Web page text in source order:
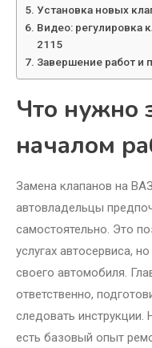
Установка новых
Видео: регулировка
2115
Завершение работ и
Что нужно
началом
Замена клапанов на
автовладельцы
самостоятельно. Это
услугах автосервиса,
своего автомобиля.
ответственно,
следовать инструкции.
есть базовый опыт